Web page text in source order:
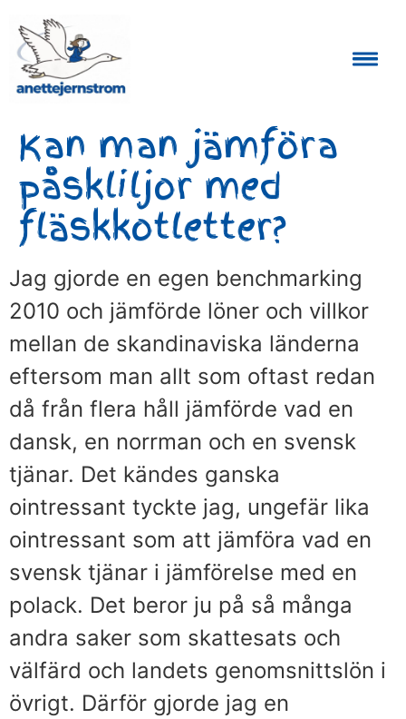
Kan man jämföra
påskliljor med
fläskkotletter?
Jag gjorde en egen benchmarking
2010 och jämförde löner och villkor
mellan de skandinaviska länderna
eftersom man allt som oftast redan
då från flera håll jämförde vad en
dansk, en norrman och en svensk
tjänar. Det kändes ganska
ointressant tyckte jag, ungefär lika
ointressant som att jämföra vad en
svensk tjänar i jämförelse med en
polack. Det beror ju på så många
andra saker som skattesats och
välfärd och landets genomsnittslön i
övrigt. Därför gjorde jag en